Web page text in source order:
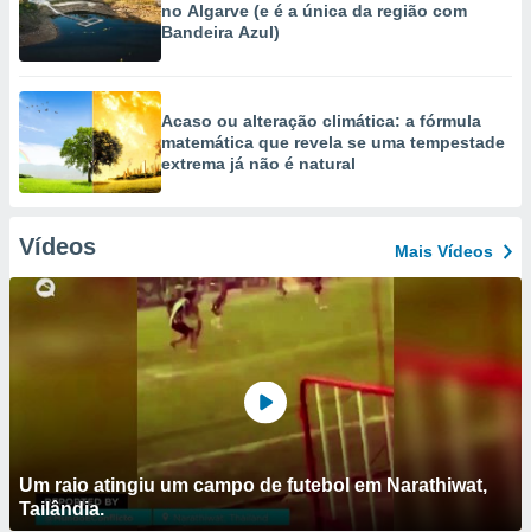
no Algarve (e é a única da região com
Bandeira Azul)
Acaso ou alteração climática: a fórmula
matemática que revela se uma tempestade
extrema já não é natural
Vídeos Mais Vídeos
Um raio atingiu um campo de futebol em Narathiwat,
Tailândia.